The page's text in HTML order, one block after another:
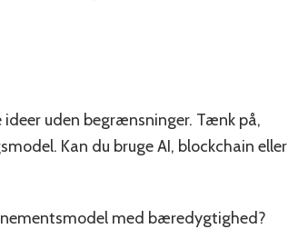
uden begrænsninger. Tænk på,
Kan du bruge AI, blockchain eller
med bæredygtighed?